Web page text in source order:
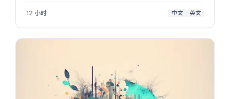
用於商業用途的概念設計圖。導師並會向學生介紹如何
12 小时 中文 英文